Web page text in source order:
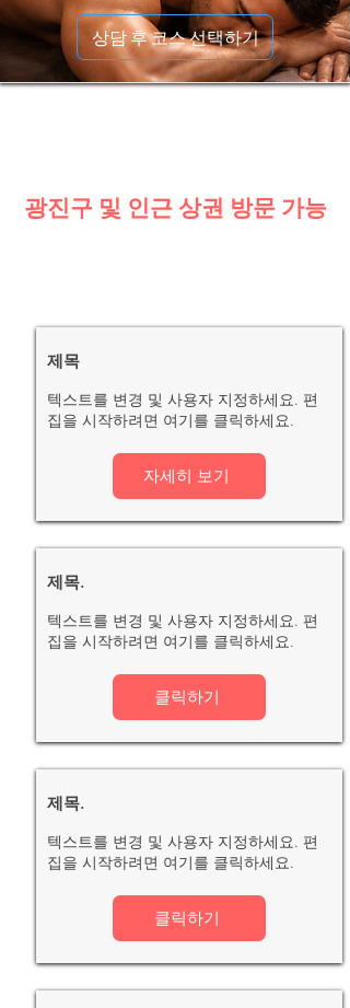
상담 후 코스 선택하기
광진구 및 인근 상권 방문 가능
제목
텍스트를 변경 및 사용자 지정하세요. 편
집을 시작하려면 여기를 클릭하세요.
자세히 보기
제목.
텍스트를 변경 및 사용자 지정하세요. 편
집을 시작하려면 여기를 클릭하세요.
클릭하기
제목.
텍스트를 변경 및 사용자 지정하세요. 편
집을 시작하려면 여기를 클릭하세요.
클릭하기